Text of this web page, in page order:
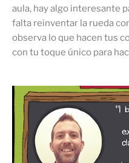
aula, hay algo interesante
falta reinventar la rueda
observa lo que hacen tus
con tu toque único para